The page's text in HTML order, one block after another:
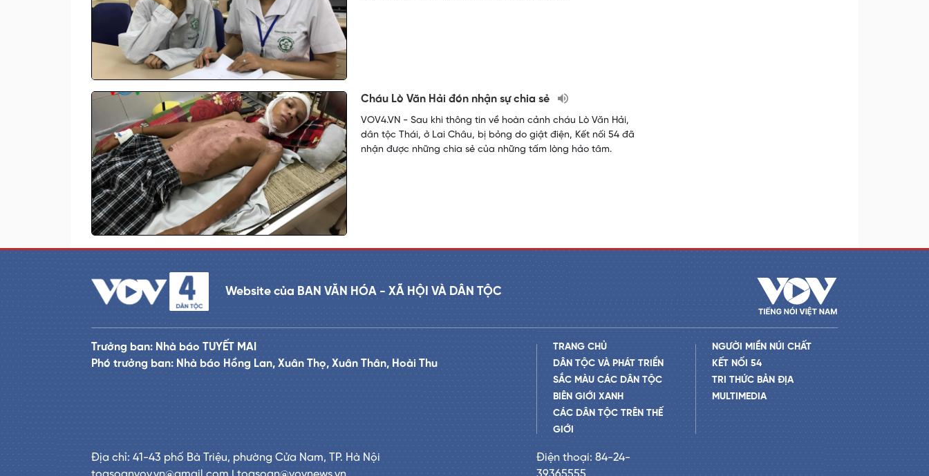
Cháu Lò Văn Hải đón nhận sự chia sẻ
VOV4.VN - Sau khi thông tin về hoàn cảnh cháu Lò Văn Hải,
dân tộc Thái, ở Lai Châu, bị bỏng do giật điện, Kết nối 54 đã
nhận được những chia sẻ của những tấm lòng hảo tâm.
Website của BAN VĂN HÓA - XÃ HỘI VÀ DÂN TỘC
Trưởng ban: Nhà báo TUYẾT MAI
Phó trưởng ban: Nhà báo Hồng Lan, Xuân Thọ, Xuân Thân, Hoài Thu
TRANG CHỦ
DÂN TỘC VÀ PHÁT TRIỂN
SẮC MÀU CÁC DÂN TỘC
BIÊN GIỚI XANH
CÁC DÂN TỘC TRÊN THẾ
GIỚI
NGƯỜI MIỀN NÚI CHẤT
KẾT NỐI 54
TRI THỨC BẢN ĐỊA
MULTIMEDIA
Địa chỉ: 41-43 phố Bà Triệu, phường Cửa Nam, TP. Hà Nội
Điện thoại: 84-24-